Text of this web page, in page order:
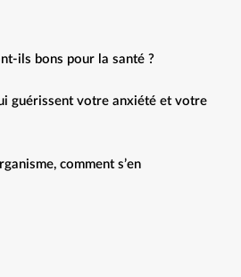
ils bons pour la santé ?
guérissent votre anxiété et votre
comment s’en